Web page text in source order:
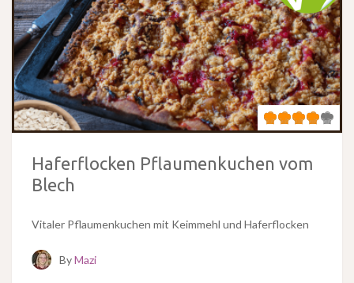
Haferflocken Pflaumenkuchen vom
Blech
Vitaler Pflaumenkuchen mit Keimmehl und Haferflocken
ByMazi